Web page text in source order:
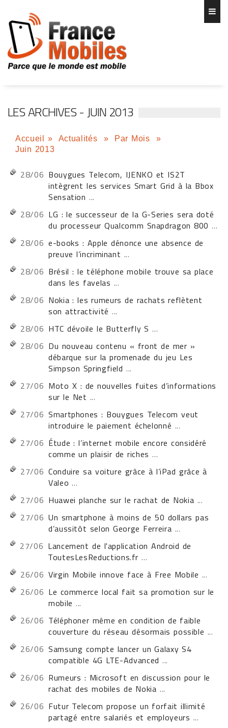
LES ARCHIVES - JUIN 2013
Accueil » Actualités » Par Mois
»
Juin 2013
28/06 Bouygues Telecom, IJENKO et IS2T
intègrent les services Smart Grid à la Bbox
Sensation ...
28/06 LG : le successeur de la G-Series sera doté
du processeur Qualcomm Snapdragon 800 ...
28/06 e-books : Apple dénonce une absence de
preuve l’incriminant ...
28/06 Brésil : le téléphone mobile trouve sa place
dans les favelas ...
28/06 Nokia : les rumeurs de rachats reflètent
son attractivité ...
28/06 HTC dévoile le Butterfly S ...
28/06 Du nouveau contenu « front de mer »
débarque sur la promenade du jeu Les
Simpson Springfield ...
27/06 Moto X : de nouvelles fuites d’informations
sur le Net ...
27/06 Smartphones : Bouygues Telecom veut
introduire le paiement échelonné ...
27/06 Étude : l’internet mobile encore considéré
comme un plaisir de riches ...
27/06 Conduire sa voiture grâce à l’iPad grâce à
Valeo ...
27/06 Huawei planche sur le rachat de Nokia ...
27/06 Un smartphone à moins de 50 dollars pas
d’aussitôt selon George Ferreira ...
27/06 Lancement de l'application Android de
ToutesLesReductions.fr ...
26/06 Virgin Mobile innove face à Free Mobile ...
26/06 Le commerce local fait sa promotion sur le
mobile ...
26/06 Téléphoner même en condition de faible
couverture du réseau désormais possible ...
26/06 Samsung compte lancer un Galaxy S4
compatible 4G LTE-Advanced ...
26/06 Rumeurs : Microsoft en discussion pour le
rachat des mobiles de Nokia ...
26/06 Futur Telecom propose un forfait illimité
partagé entre salariés et employeurs ...